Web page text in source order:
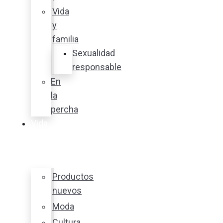
Vida
y
familia
Sexualidad
responsable
En
la
percha
Productos
nuevos
Moda